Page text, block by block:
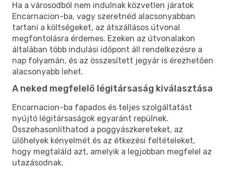
Ha a városodból nem indulnak közvetlen járatok
Encarnacion-ba, vagy szeretnéd alacsonyabban
tartani a költségeket, az átszállásos útvonal
megfontolásra érdemes. Ezeken az útvonalakon
általában több indulási időpont áll rendelkezésre a
nap folyamán, és az összesített jegyár is érezhetően
alacsonyabb lehet.
A neked megfelelő légitársaság kiválasztása
Encarnacion-ba fapados és teljes szolgáltatást
nyújtó légitársaságok egyaránt repülnek.
Összehasonlíthatod a poggyászkereteket, az
ülőhelyek kényelmét és az étkezési feltételeket,
hogy megtaláld azt, amelyik a legjobban megfelel az
utazásodnak.